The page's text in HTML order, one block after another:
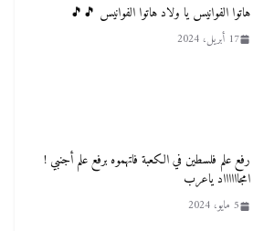
هاتوا الفوانيس يا ولاد هاتوا الفوانيس 🎵🎵
17 أبريل، 2024
رفع علم فلسطين في الكعبة فاتهموه برفع علم أجنبي !
امجااااااد ياعرب
5 مايو، 2024